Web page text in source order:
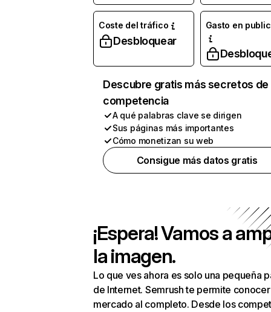
Coste del tráfico
Desbloquear
Gasto en
Descubre gratis más secretos de
competencia
A qué palabras clave se dirigen
Sus páginas más importantes
Cómo monetizan su web
Consigue más datos gratis
¡Espera! Vamos a
la imagen.
Lo que ves ahora es solo una pequeña
de Internet. Semrush te permite
mercado al completo. Desde los